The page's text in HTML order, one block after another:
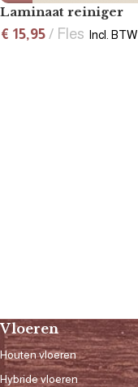
Laminaat reiniger
€ 15,95 Fles Incl. BTW
Vloeren
Houten vloeren
Hybride vloeren